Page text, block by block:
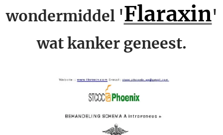
wondermiddel 'Flaraxin'
wat kanker geneest.